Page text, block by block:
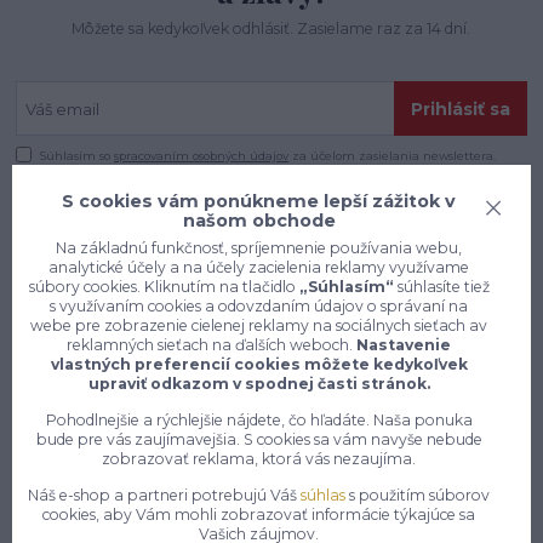
Môžete sa kedykoľvek odhlásiť. Zasielame raz za 14 dní.
Prihlásiť sa
Súhlasím sospracovaním osobných údajov za účelom zasielania newslettera.
Konečne e-shop, kde nemusíte
vyberať medzi kvalitou a cenou,
S cookies vám ponúkneme lepší zážitok v
našom obchode
Na základnú funkčnosť, spríjemnenie používania webu,
analytické účely a na účely zacielenia reklamy využívame
súbory cookies. Kliknutím na tlačidlo „Súhlasím“ súhlasíte tiež
s využívaním cookies a odovzdaním údajov o správaní na
webe pre zobrazenie cielenej reklamy na sociálnych sieťach av
reklamných sieťach na ďalších weboch. Nastavenie
vlastných preferencií cookies môžete kedykoľvek
upraviť odkazom v spodnej časti stránok.
Pohodlnejšie a rýchlejšie nájdete, čo hľadáte. Naša ponuka
bude pre vás zaujímavejšia. S cookies sa vám navyše nebude
zobrazovať reklama, ktorá vás nezaujíma.
Náš e-shop a partneri potrebujú Vášsúhlas s použitím súborov
cookies, aby Vám mohli zobrazovať informácie týkajúce sa
Vašich záujmov.